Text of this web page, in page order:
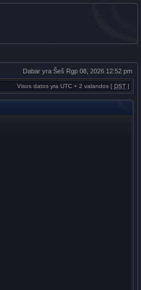
Dabar yra Šeš Rgp 08, 2026 12:52 pm
Visos datos yra UTC + 2 valandos [ DST ]